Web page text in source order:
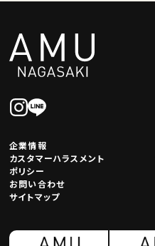
企業情報
カスタマーハラスメント
ポリシー
お問い合わせ
サイトマップ